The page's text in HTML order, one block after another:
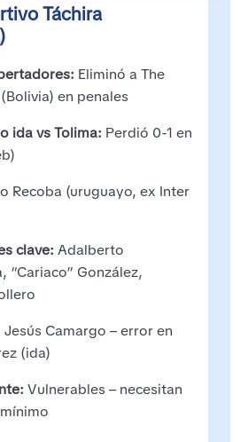
Táchira
Eliminó a The
en penales
ida vs Tolima: Perdió 0-1 en
Recoba (uruguayo, ex Inter
clave: Adalberto
“Cariaco” González,
Jesús Camargo – error en
(ida)
Vulnerables – necesitan